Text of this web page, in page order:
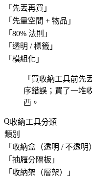
「 先丟再買 」
「 先量空間 + 物品 」
「 80% 法則 」
「 透明 / 標籤 」
「 模組化 」
「 買收納工具前先
序錯誤；買了一堆
西。
收納工具分類
類別
「 收納盒（透明 / 不透明）
「 抽屜分隔板 」
「 收納架（層架） 」